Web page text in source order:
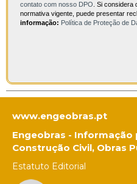
contato com nosso DPO. Si considera
normativa vigente, puede presentar
informação: Política de Proteção de
www.engeobras.pt
Engeobras - Informação
Construção Civil, Obras
Estatuto Editorial